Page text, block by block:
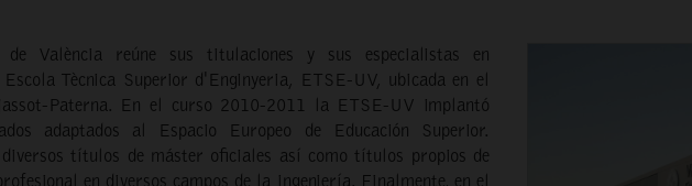
València reúne sus titulaciones y sus especialistas en
Tècnica Superior d'Enginyeria, ETSE-UV, ubicada en el
Paterna. En el curso 2010-2011 la ETSE-UV implantó
adaptados al Espacio Europeo de Educación Superior.
títulos de máster oficiales así como títulos propios de
en diversos campos de la ingeniería. Finalmente, en el